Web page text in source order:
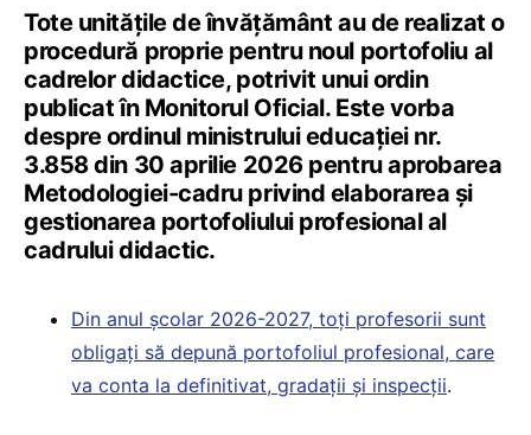
Tote unitățile de învățământ au de realizat o
procedură proprie pentru noul portofoliu al
cadrelor didactice, potrivit unui ordin
publicat în Monitorul Oficial. Este vorba
despre ordinul ministrului educației nr.
3.858 din 30 aprilie 2026 pentru aprobarea
Metodologiei-cadru privind elaborarea și
gestionarea portofoliului profesional al
cadrului didactic.
Din anul școlar 2026-2027, toți profesorii sunt
obligați să depună portofoliul profesional, care
va conta la definitivat, gradații și inspecții.